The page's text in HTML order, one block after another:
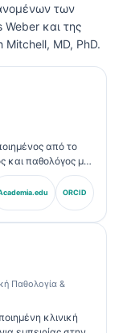
των
και της
Mitchell, MD, PhD.
από το
και παθολόγος με
εργαστηριακή
δεδομένων με
Officer στην
εκτενώς
και τη
εργαστηριακής
ORCID
Παθολογία &
κλινική